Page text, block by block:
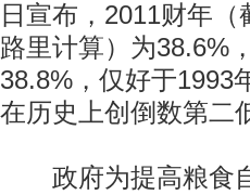
日宣布，2011财年
路里计算）为38.6%
38.8%，仅好于1993
在历史上创倒数第二
政府为提高粮食自